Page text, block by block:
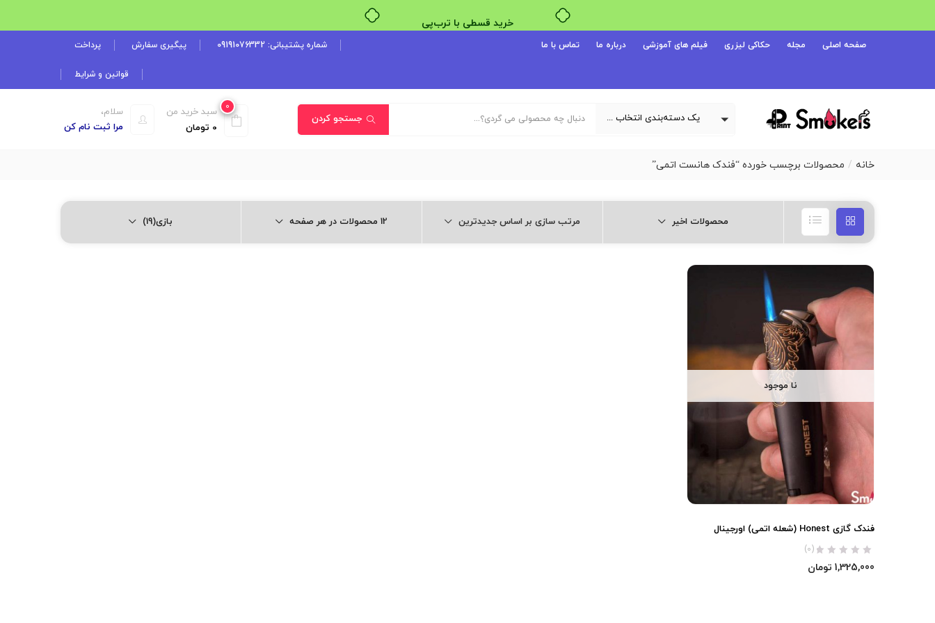
صفحه اصلی مجله حکاکی لیزری فیلم های آموزشی درباره ما تماس با ما شماره پشتیبانی: 09191076332 پیگیری سفارش پرداخت
قوانین و شرایط
یک دسته‌بندی انتخاب کنید جستجو کردن
سلام،
مرا ثبت نام کن
0
سبد خرید من
0 تومان
خانه محصولات برچسب خورده “فندک هانست اتمی”
محصولات اخیر مرتب سازی بر اساس جدیدترین 12 محصولات در هر صفحه بازی(19)
نا موجود
فندک گازی Honest (شعله اتمی) اورجینال
(0)
1,325,000 تومان